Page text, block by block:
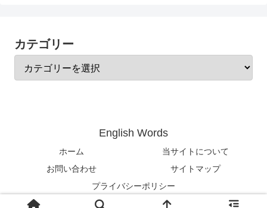
カテゴリー
English Words
ホーム
当サイトについて
お問い合わせ
サイトマップ
プライバシーポリシー